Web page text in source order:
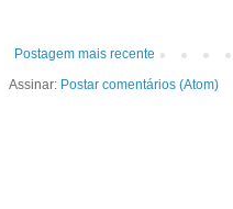
Postagem mais recente
Assinar: Postar comentários (Atom)